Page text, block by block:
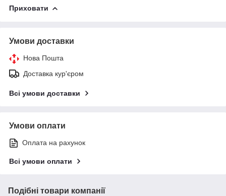
Приховати
Умови доставки
Нова Пошта
Доставка кур'єром
Всі умови доставки
Умови оплати
Оплата на рахунок
Всі умови оплати
Подібні товари компанії